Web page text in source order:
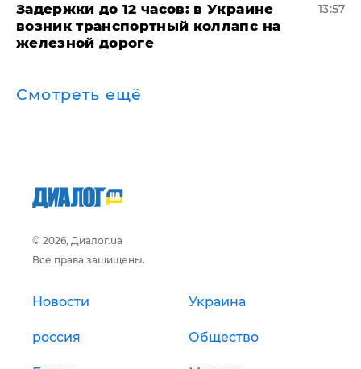
Задержки до 12 часов: в Украине
возник транспортный коллапс на
железной дороге
13:57
Смотреть ещё
© 2026, Диалог.ua
Все права защищены.
Новости Украина
россия Общество